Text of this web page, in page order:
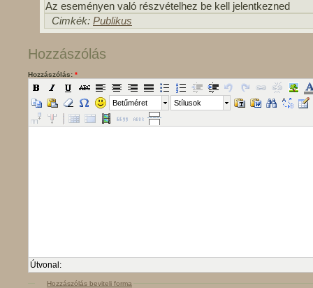
Az eseményen való részvételhez be kell jelentkezned
Cimkék: Publikus
Hozzászólás
Hozzászólás: *
Betűméret Stílusok
Útvonal:
Hozzászólás beviteli forma